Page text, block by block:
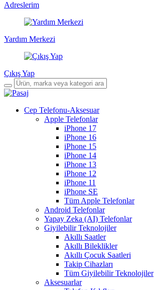
Adreslerim
Yardım Merkezi
Çıkış Yap
Cep Telefonu-Aksesuar
Apple Telefonlar
iPhone 17
iPhone 16
iPhone 15
iPhone 14
iPhone 13
iPhone 12
iPhone 11
iPhone SE
Tüm Apple Telefonlar
Android Telefonlar
Yapay Zeka (AI) Telefonlar
Giyilebilir Teknolojiler
Akıllı Saatler
Akıllı Bileklikler
Akıllı Çocuk Saatleri
Takip Cihazları
Tüm Giyilebilir Teknolojiler
Aksesuarlar